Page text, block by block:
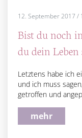
12. September 2017 /
Bist du noch
du dein
Letztens habe ich
und ich muss
getroffen und
mehr